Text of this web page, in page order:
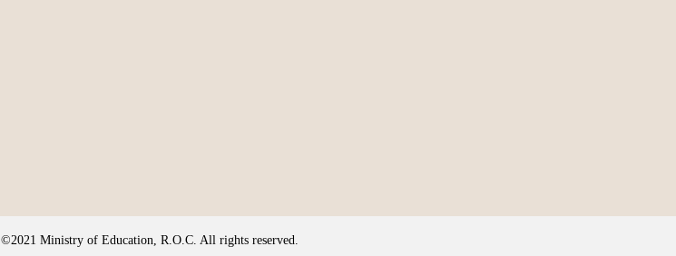
©2021 Ministry of Education, R.O.C. All rights reserved.